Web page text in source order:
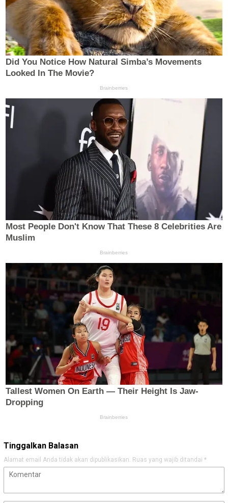
Tinggalkan Balasan
Alamat email Anda tidak akan dipublikasikan. Ruas yang wajib ditandai *